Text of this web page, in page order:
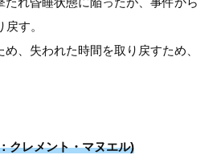
す。
、失われた時間を取り戻すため、
クレメント・マヌエル)